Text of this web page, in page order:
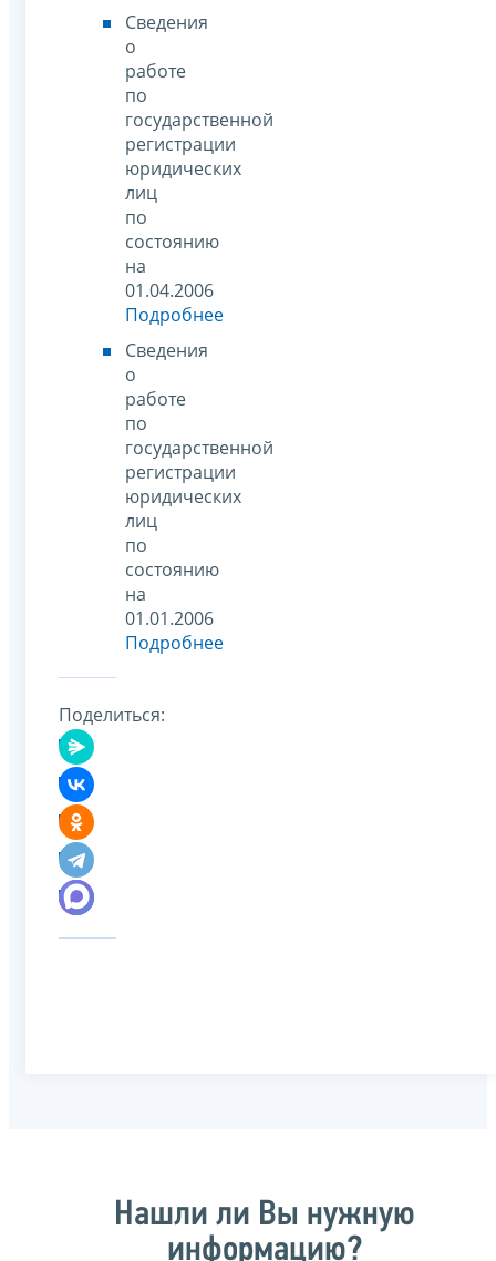
Сведения
о
работе
по
государственной
регистрации
юридических
лиц
по
состоянию
на
01.04.2006
Подробнее
Сведения
о
работе
по
государственной
регистрации
юридических
лиц
по
состоянию
на
01.01.2006
Подробнее
Поделиться:
Нашли ли Вы нужную
информацию?